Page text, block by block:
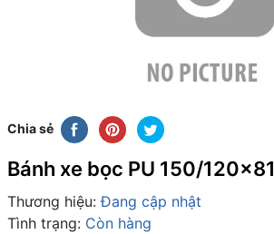
Chia sẻ
Bánh xe bọc PU 150/120x81
Thương hiệu: Đang cập nhật
Tình trạng: Còn hàng